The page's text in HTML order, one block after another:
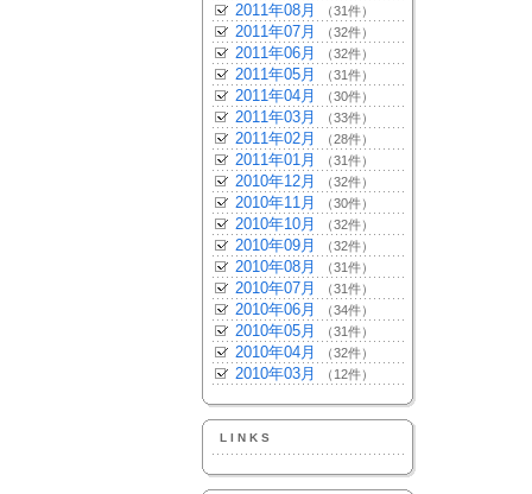
2011年08月 （31件）
2011年07月 （32件）
2011年06月 （32件）
2011年05月 （31件）
2011年04月 （30件）
2011年03月 （33件）
2011年02月 （28件）
2011年01月 （31件）
2010年12月 （32件）
2010年11月 （30件）
2010年10月 （32件）
2010年09月 （32件）
2010年08月 （31件）
2010年07月 （31件）
2010年06月 （34件）
2010年05月 （31件）
2010年04月 （32件）
2010年03月 （12件）
LINKS